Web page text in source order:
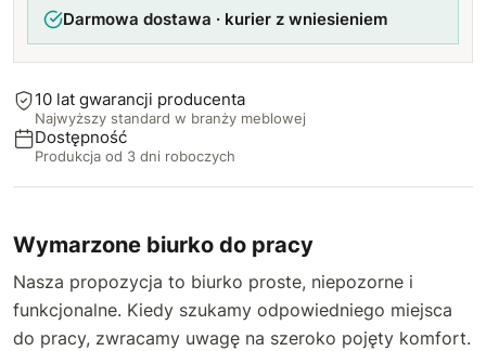
Darmowa dostawa · kurier z wniesieniem
10 lat gwarancji producenta
Najwyższy standard w branży meblowej
Dostępność
Produkcja od 3 dni roboczych
Wymarzone biurko do pracy
Nasza propozycja to biurko proste, niepozorne i
funkcjonalne. Kiedy szukamy odpowiedniego miejsca
do pracy, zwracamy uwagę na szeroko pojęty komfort.